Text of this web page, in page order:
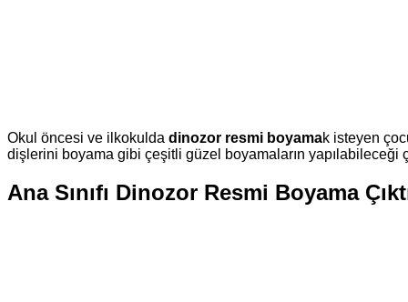
Okul öncesi ve ilkokulda dinozor resmi boyamak isteyen
dişlerini boyama gibi çeşitli güzel boyamaların yapılabileceği
Ana Sınıfı Dinozor Resmi Boyama